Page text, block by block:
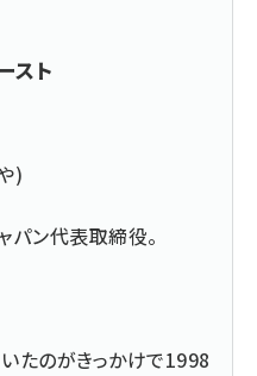
スト
)
パン代表取締役。
たのがきっかけで1998